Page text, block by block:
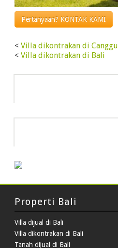
Pertanyaan? KONTAK KAMI
< Villa dikontrakan di Canggu
< Villa dikontrakan di Bali
Properti Bali
Villa dijual di Bali
Villa dikontrakan di Bali
Tanah dijual di Bali